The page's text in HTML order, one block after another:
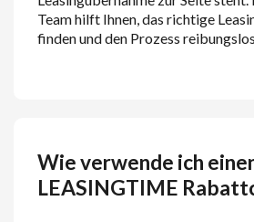
Team hilft Ihnen, das richtige
finden und den Prozess
Wie verwende ich
LEASINGTIME